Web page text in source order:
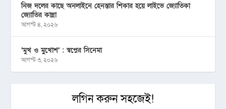
নিজ দলের কাছে অনলাইনে হেনস্তার শিকার হয়ে লাইভে জ্যোতিকা
জ্যোতির কান্না
আগস্ট ৪, ২০২৬
‘মুখ ও মু্খোশ’ : স্বপ্নের সিনেমা
আগস্ট ৩, ২০২৬
লগিন করুন সহজেই!